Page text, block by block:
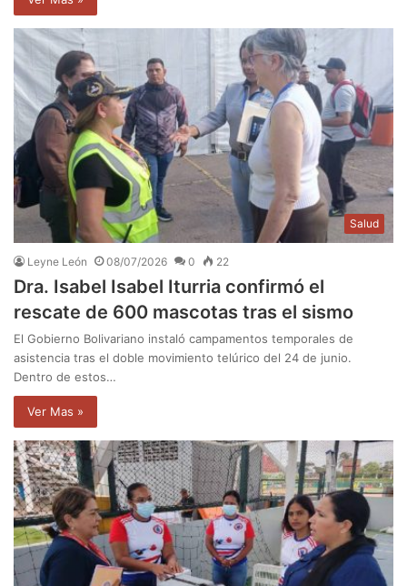
Salud
Leyne León 08/07/2026 0 22
‎Dra. Isabel Isabel Iturria confirmó el
rescate de 600 mascotas tras el sismo
El Gobierno Bolivariano instaló campamentos temporales de
asistencia tras el doble movimiento telúrico del 24 de junio.
Dentro de estos…
Ver Mas »